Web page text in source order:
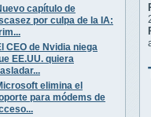
capítulo de
por culpa de la IA:
CEO de Nvidia niega
EE.UU. quiera
elimina el
para módems de